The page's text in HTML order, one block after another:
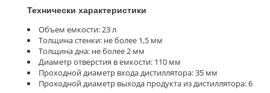
Технически характеристики
Объем емкости: 23 л
Толщина стенки: не более 1,5 мм
Толщина дна: не более 2 мм
Диаметр отверстия в емкости: 110 мм
Проходной диаметр входа дистиллятора: 35 мм
Проходной диаметр выхода продукта из дистиллятора: 6